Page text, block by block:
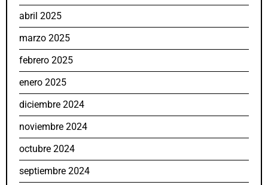
abril 2025
marzo 2025
febrero 2025
enero 2025
diciembre 2024
noviembre 2024
octubre 2024
septiembre 2024